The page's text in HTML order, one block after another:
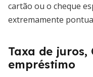
cartão ou o cheque
extremamente
Taxa de juros,
empréstimo